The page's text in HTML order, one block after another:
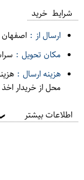
شرایط خرید
ارسال از : اصفهان
مکان تحویل :
هزینه ارسال :
محل از خریدار
اطلاعات بیشتر